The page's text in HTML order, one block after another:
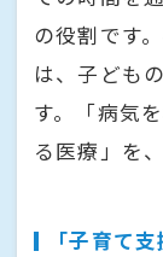
の役割です
は、子ども
す。「病気
る医療」を
「子育て